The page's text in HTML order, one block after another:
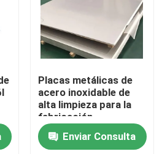
inoxidable
Placas metálicas de
acero inoxidable de
alta limpieza para la
fabricación
farmacéutica
Enviar Consulta